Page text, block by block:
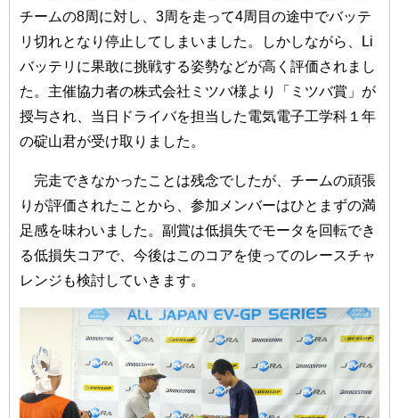
チームの8周に対し、3周を走って4周目の途中でバッテ
リ切れとなり停止してしまいました。しかしながら、Li
バッテリに果敢に挑戦する姿勢などが高く評価されまし
た。主催協力者の株式会社ミツバ様より「ミツバ賞」が
授与され、当日ドライバを担当した電気電子工学科１年
の碇山君が受け取りました。
完走できなかったことは残念でしたが、チームの頑張
りが評価されたことから、参加メンバーはひとまずの満
足感を味わいました。副賞は低損失でモータを回転でき
る低損失コアで、今後はこのコアを使ってのレースチャ
レンジも検討していきます。